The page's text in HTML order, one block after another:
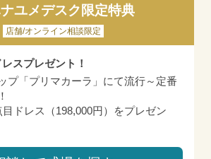
ユメデスク限定特典
店舗/オンライン相談限定
スプレゼント！
プ「プリマカーラ」にて流行～定番
ドレス（198,000円）をプレゼン